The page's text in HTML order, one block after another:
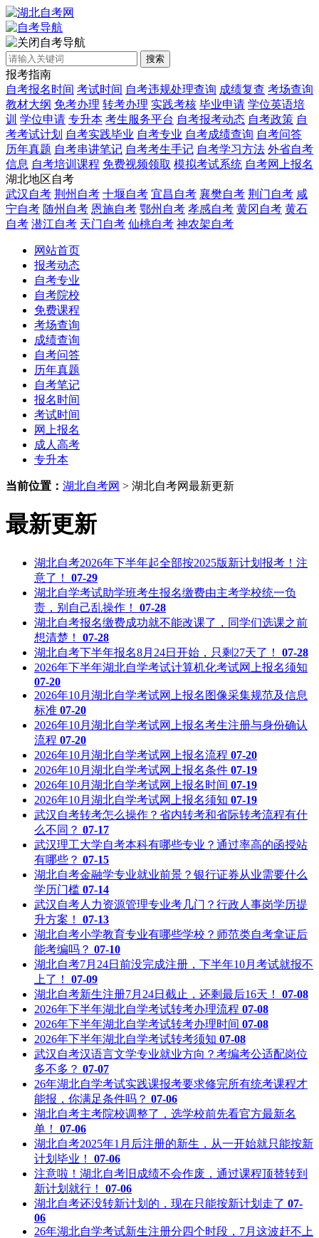
自考导航
搜索
报考指南
自考报名时间 考试时间 自考违规处理查询 成绩复查 考场查询
教材大纲 免考办理 转考办理 实践考核 毕业申请 学位英语培
训 学位申请 专升本 考生服务平台 自考报考动态 自考政策 自
考考试计划 自考实践毕业 自考专业 自考成绩查询 自考问答
历年真题 自考串讲笔记 自考考生手记 自考学习方法 外省自考
信息 自考培训课程 免费视频领取 模拟考试系统 自考网上报名
湖北地区自考
武汉自考 荆州自考 十堰自考 宜昌自考 襄樊自考 荆门自考 咸
宁自考 随州自考 恩施自考 鄂州自考 孝感自考 黄冈自考 黄石
自考 潜江自考 天门自考 仙桃自考 神农架自考
网站首页
报考动态
自考专业
自考院校
免费课程
考场查询
成绩查询
自考问答
历年真题
自考笔记
报名时间
考试时间
网上报名
成人高考
专升本
当前位置： 湖北自考网 > 湖北自考网最新更新
最新更新
湖北自考2026年下半年起全部按2025版新计划报考！注
意了！
07-29
湖北自学考试助学班考生报名缴费由主考学校统一负
责，别自己乱操作！
07-28
湖北自考报名缴费成功就不能改课了，同学们选课之前
想清楚！
07-28
湖北自考下半年报名8月24日开始，只剩27天了！
07-28
2026年下半年湖北自学考试计算机化考试网上报名须知
07-20
2026年10月湖北自学考试网上报名图像采集规范及信息
标准 07-20
2026年10月湖北自学考试网上报名考生注册与身份确认
流程 07-20
2026年10月湖北自学考试网上报名流程 07-20
2026年10月湖北自学考试网上报名条件 07-19
2026年10月湖北自学考试网上报名时间 07-19
2026年10月湖北自学考试网上报名须知 07-19
武汉自考转考怎么操作？省内转考和省际转考流程有什
么不同？ 07-17
武汉理工大学自考本科有哪些专业？通过率高的函授站
有哪些？ 07-15
湖北自考金融学专业就业前景？银行证券从业需要什么
学历门槛 07-14
武汉自考人力资源管理专业考几门？行政人事岗学历提
升方案！
07-13
湖北自考小学教育专业有哪些学校？师范类自考拿证后
能考编吗？ 07-10
湖北自考7月24日前没完成注册，下半年10月考试就报不
上了！
07-09
湖北自考新生注册7月24日截止，还剩最后16天！
07-08
2026年下半年湖北自学考试转考办理流程 07-08
2026年下半年湖北自学考试转考办理时间 07-08
2026年下半年湖北自学考试转考须知 07-08
武汉自考汉语言文学专业就业方向？考编考公适配岗位
多不多？ 07-07
26年湖北自学考试实践课报考要求修完所有统考课程才
能报，你满足条件吗？ 07-06
湖北自考主考院校调整了，选学校前先看官方最新名
单！
07-06
湖北自考2025年1月后注册的新生，从一开始就只能按新
计划毕业！
07-06
注意啦！湖北自考旧成绩不会作废，通过课程顶替转到
新计划就行！
07-06
湖北自考还没转新计划的，现在只能按新计划走了 07-
06
26年湖北自学考试新生注册分四个时段，7月这波赶不上